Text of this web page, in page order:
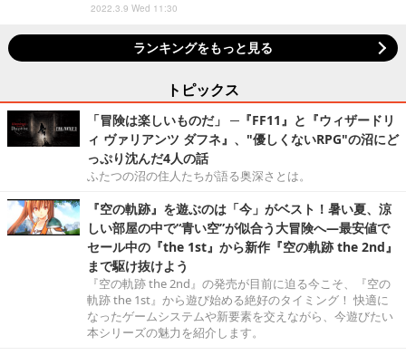
2022.3.9 Wed 11:30
ランキングをもっと見る
トピックス
「冒険は楽しいものだ」 ─『FF11』と『ウィザードリ
ィ ヴァリアンツ ダフネ』、"優しくないRPG"の沼にど
っぷり沈んだ4人の話
ふたつの沼の住人たちが語る奥深さとは。
『空の軌跡』を遊ぶのは「今」がベスト！暑い夏、涼
しい部屋の中で“青い空”が似合う大冒険へ―最安値で
セール中の『the 1st』から新作『空の軌跡 the 2nd』
まで駆け抜けよう
『空の軌跡 the 2nd』の発売が目前に迫る今こそ、『空の
軌跡 the 1st』から遊び始める絶好のタイミング！ 快適に
なったゲームシステムや新要素を交えながら、今遊びたい
本シリーズの魅力を紹介します。